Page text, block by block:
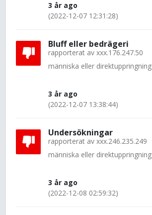
3 år ago
(2022-12-07 12:31:28)
Bluff eller bedrägeri
rapporterat av xxx.176.247.50
människa eller direktuppringning
3 år ago
(2022-12-07 13:38:44)
Undersökningar
rapporterat av xxx.246.235.249
människa eller direktuppringning
3 år ago
(2022-12-08 02:59:32)